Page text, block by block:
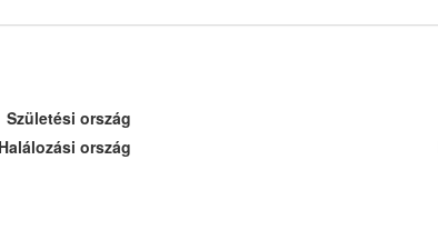
Születési ország
Halálozási ország